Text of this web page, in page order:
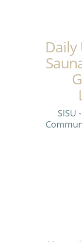
Daily
SISU